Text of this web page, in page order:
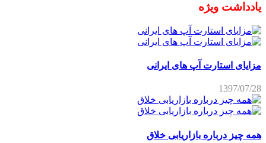
یادداشت ویژه
مزایای استارت آپ های ایرانی
1397/07/28
همه چیز درباره بازاریابی خلاق